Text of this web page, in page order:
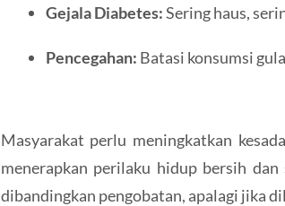
Gejala Diabetes:Sering haus,
Pencegahan: Batasi konsumsi
Masyarakat perlu meningkatkan
menerapkan perilaku hidup bersih
dibandingkan pengobatan, apalagi jika